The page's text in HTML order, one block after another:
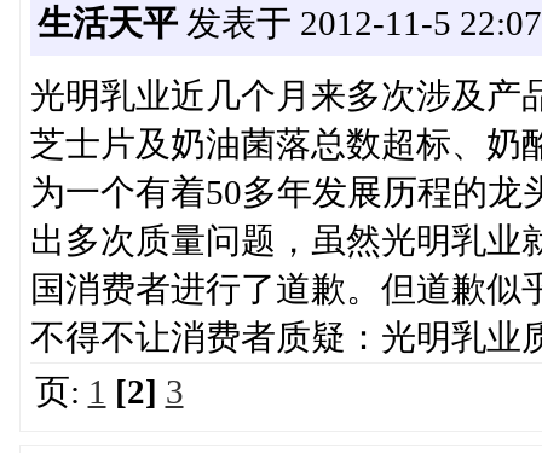
生活天平发表于 2012-11-5
光明乳业近几个月来多次涉及产
芝士片及奶油菌落总数超标、奶
为一个有着50多年发展历程的
出多次质量问题，虽然光明乳业
国消费者进行了道歉。但道歉
不得不让消费者质疑：光明乳业
页: 1 [2] 3